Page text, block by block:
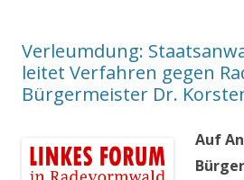
Verleumdung:
leitet Verfahren gegen
Bürgermeister Dr.
Auf